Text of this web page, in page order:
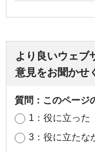
より良いウェブ
意見をお聞かせ
質問：このページ
1：役に立った
3：役に立たな